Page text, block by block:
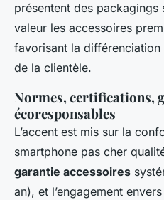
présentent des
valeur les accessoires
favorisant la
de la clientèle.
Normes, certifications,
écoresponsables
L’accent est mis sur la
smartphone pas cher
garantie accessoires
an), et l’engagement